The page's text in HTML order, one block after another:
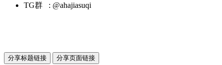
TG群 : @ahajiasuqi
分享标题链接 分享页面链接